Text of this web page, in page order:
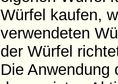
Würfel kaufen,
verwendeten
der Würfel
Die Anwendung